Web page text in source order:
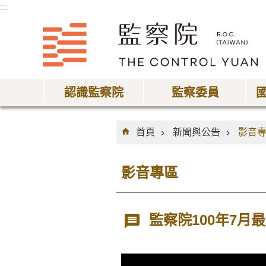
:::
認識監察院 監察委員
:::
首頁
新聞與公告 影音
影音專區
監察院100年7月